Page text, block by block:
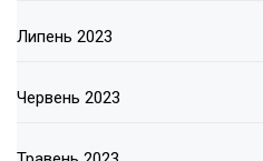
Липень 2023
Червень 2023